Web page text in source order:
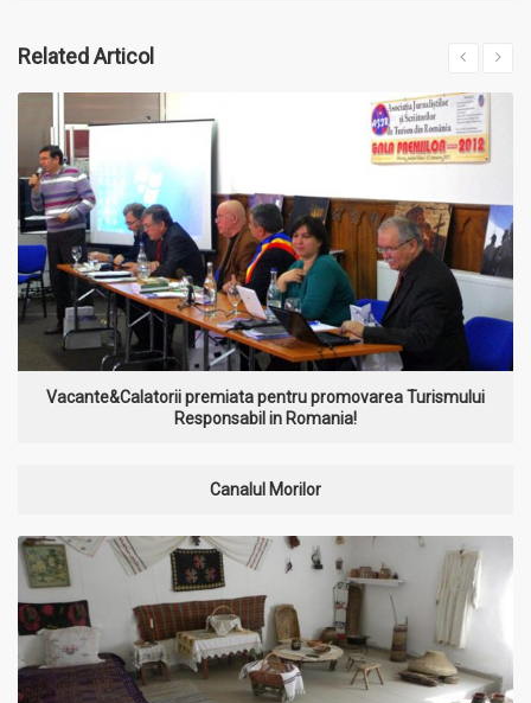
RelatedArticol
Vacante&Calatorii premiata pentru promovarea Turismului
Responsabil in Romania!
Canalul Morilor
MAI MULT